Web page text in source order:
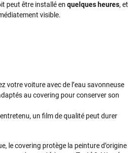
peut être installé en quelques heures, et
visible.
votre voiture avec de l’eau savonneuse
au covering pour conserver son
un film de qualité peut durer
le covering protège la peinture d’origine